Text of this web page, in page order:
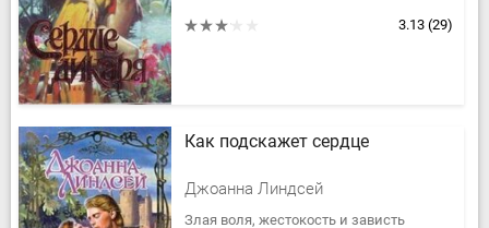
которого ни разу не видела, и...
3.13 (29)
Как подскажет сердце
Джоанна Линдсей
Злая воля, жестокость и зависть